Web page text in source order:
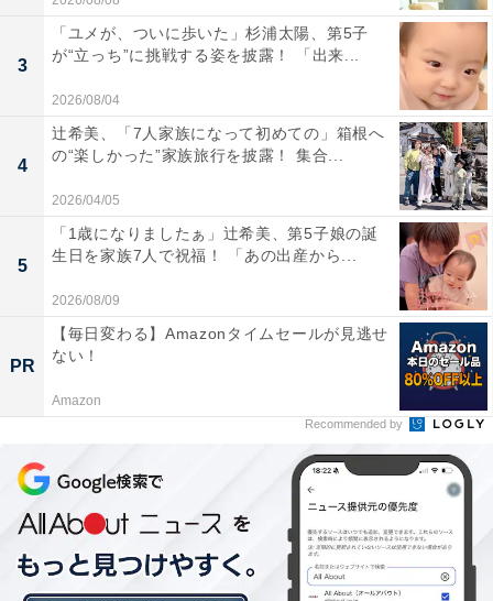
3
「ユメが、ついに歩いた」杉浦太陽、第5子
が“立っち”に挑戦する姿を披露！ 「出来...
2026/08/04
4
辻希美、「7人家族になって初めての」箱根へ
の“楽しかった”家族旅行を披露！ 集合...
2026/04/05
5
「1歳になりましたぁ」辻希美、第5子娘の誕
生日を家族7人で祝福！ 「あの出産から...
2026/08/09
PR
【毎日変わる】Amazonタイムセールが見逃せ
ない！
Amazon
Recommended by